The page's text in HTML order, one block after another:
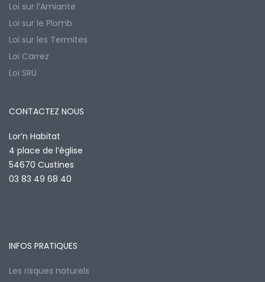
Loi sur l’Amiante
Loi sur le Plomb
Loi sur les Termites
Loi Carrez
Loi SRU
CONTACTEZ NOUS
Lor’n Habitat
4 place de l’église
54670 Custines
03 83 49 68 40
INFOS PRATIQUES
Les risques naturels